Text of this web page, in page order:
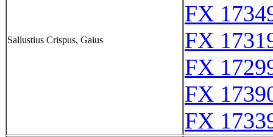
Sallustius Crispus, Gaius
FX
FX
FX
FX
FX